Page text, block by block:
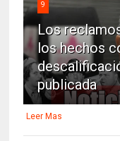
9
Los
los hechos
publicada
Leer Mas